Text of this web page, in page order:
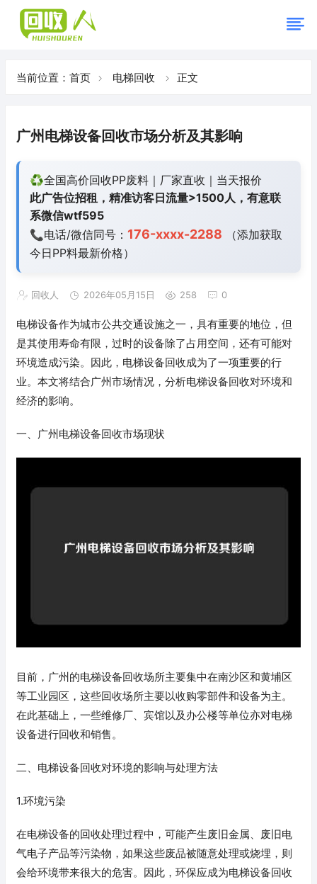
当前位置： 首页 电梯回收 正文
广州电梯设备回收市场分析及其影响
♻️全国高价回收PP废料｜厂家直收｜当天报价
此广告位招租，精准访客日流量>1500人，有意联
系微信wtf595
📞电话/微信同号： 176-xxxx-2288 （添加获取
今日PP料最新价格）
回收人 2026年05月15日 258 0
电梯设备作为城市公共交通设施之一，具有重要的地位，但
是其使用寿命有限，过时的设备除了占用空间，还有可能对
环境造成污染。因此，电梯设备回收成为了一项重要的行
业。本文将结合广州市场情况，分析电梯设备回收对环境和
经济的影响。
一、广州电梯设备回收市场现状
目前，广州的电梯设备回收场所主要集中在南沙区和黄埔区
等工业园区，这些回收场所主要以收购零部件和设备为主。
在此基础上，一些维修厂、宾馆以及办公楼等单位亦对电梯
设备进行回收和销售。
二、电梯设备回收对环境的影响与处理方法
1.环境污染
在电梯设备的回收处理过程中，可能产生废旧金属、废旧电
气电子产品等污染物，如果这些废品被随意处理或烧埋，则
会给环境带来很大的危害。因此，环保应成为电梯设备回收